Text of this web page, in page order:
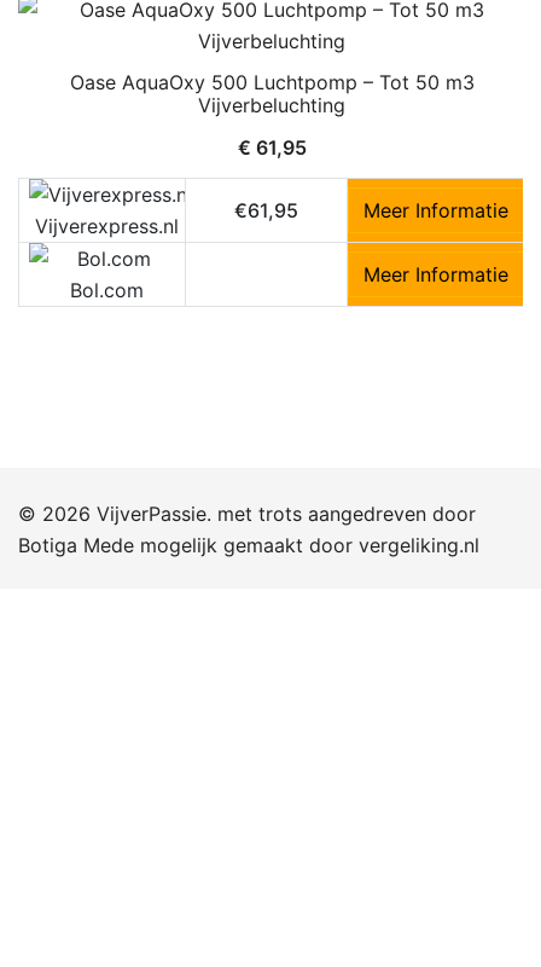
Oase AquaOxy 500 Luchtpomp – Tot 50 m3
Vijverbeluchting
€ 61,95
Vijverexpress.nl
€61,95 Meer Informatie
Bol.com
Meer Informatie
© 2026 VijverPassie. met trots aangedreven door
Botiga Mede mogelijk gemaakt door vergeliking.nl